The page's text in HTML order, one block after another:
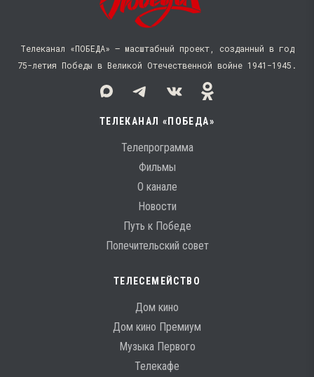
Телеканал «ПОБЕДА» — масштабный проект, созданный в год
75-летия Победы в Великой Отечественной войне 1941−1945.
ТЕЛЕКАНАЛ «ПОБЕДА»
Телепрограмма
Фильмы
О канале
Новости
Путь к Победе
Попечительский совет
ТЕЛЕСЕМЕЙСТВО
Дом кино
Дом кино Премиум
Музыка Первого
Телекафе